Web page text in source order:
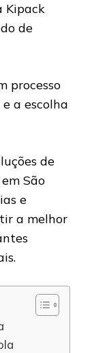
Kipack
de
processo
a escolha
de
São
e
a melhor